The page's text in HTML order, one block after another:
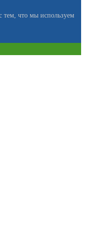
тем, что мы используем